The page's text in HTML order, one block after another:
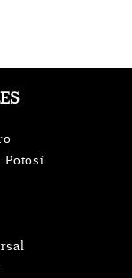
Potosí